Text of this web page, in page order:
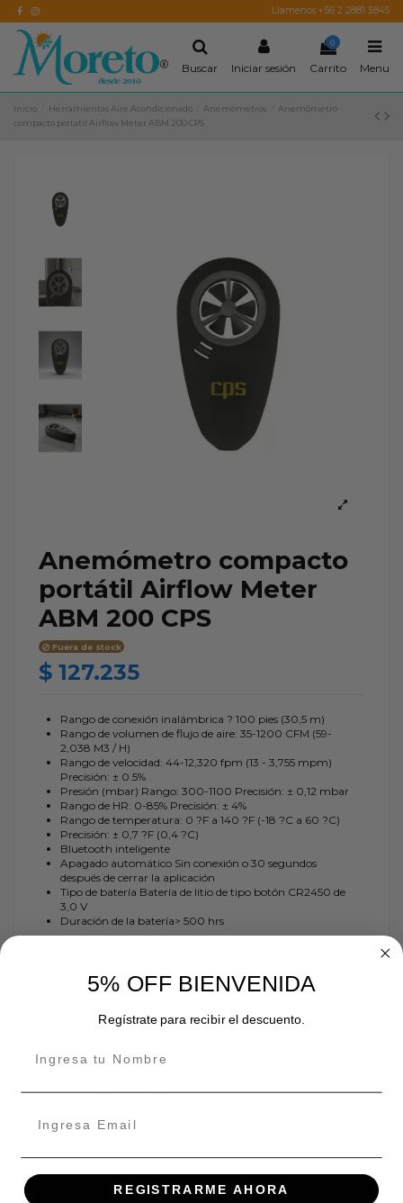
Llamenos +56 2 2881 3845
Buscar Iniciar sesión
0
Carrito Menu
Inicio Herramientas Aire Acondicionado Anemómetros
Anemómetro
compacto portátil Airflow Meter ABM 200 CPS
Anemómetro compacto
portátil Airflow Meter
ABM 200 CPS
Fuera de stock
$ 127.235
Rango de conexión inalámbrica ? 100 pies (30,5 m)
Rango de volumen de flujo de aire: 35-1200 CFM (59-
2,038 M3 / H)
Rango de velocidad: 44-12,320 fpm (13 - 3,755 mpm)
Precisión: ± 0.5%
Presión (mbar) Rango: 300-1100 Precisión: ± 0,12 mbar
Rango de HR: 0-85% Precisión: ± 4%
Rango de temperatura: 0 ?F a 140 ?F (-18 ?C a 60 ?C)
Precisión: ± 0,7 ?F (0,4 ?C)
Bluetooth inteligente
Apagado automático Sin conexión o 30 segundos
después de cerrar la aplicación
Tipo de batería Batería de litio de tipo botón CR2450 de
3,0 V
Duración de la batería> 500 hrs
En stock:
ÑUÑOA
5% OFF BIENVENIDA
Regístrate para recibir el descuento.
REGISTRARME AHORA